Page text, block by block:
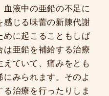
液中の亜鉛の不足に
感じる味蕾の新陳代謝
めに起こることもしば
は亜鉛を補給する治療
えていて、痛みをとも
みられます。そのよ
治療を行ったりしま